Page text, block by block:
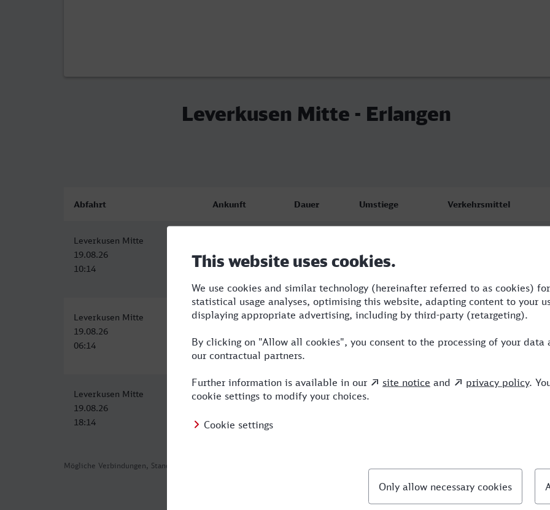
Leverkusen Mitte - Erlangen
Mögliche Verbindungen, Stand: 2026-08-05 09:25
Abfahrt Ankunft Dauer Umstiege Verkehrsmittel
Leverkusen Mitte
19.08.26
10:14
19.08.26
14:17
Leverkusen Mitte
19.08.26
06:14
Erlangen
10:26
4:12 2 RE,NX,ICE
Leverkusen Mitte
19.08.26
18:14
Erlangen
22:17
4:03 2